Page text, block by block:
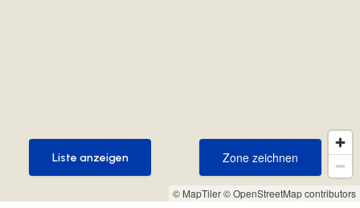
© MapTiler© OpenStreetMap contributors
Zone zeichnen
Zone zeichnen
Liste anzeigen
Liste anzeigen